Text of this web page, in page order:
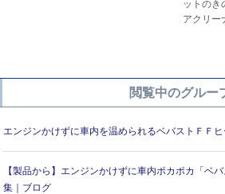
ットのき
アクリー
閲覧中のグルー
エンジンかけずに車内を温められるベバストＦＦヒ
【製品から】エンジンかけずに車内ポカポカ「ベ
集｜ブログ